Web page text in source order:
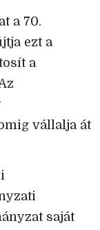
a 70.
ezt a
a
vállalja át
saját